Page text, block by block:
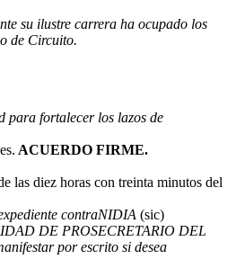
su ilustre carrera ha ocupado los
de Circuito.
para fortalecer los lazos de
ACUERDO FIRME.
las diez horas con treinta minutos del
contraNIDIA (sic)
DE PROSECRETARIO DEL
por escrito si desea